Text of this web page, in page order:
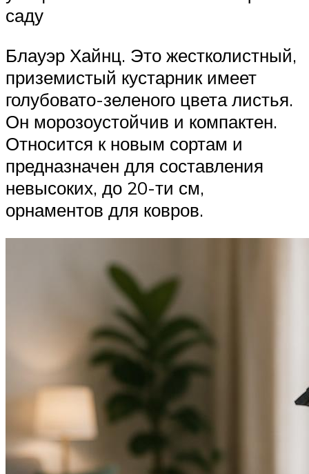
саду
Блауэр Хайнц. Это жестколистный,
приземистый кустарник имеет
голубовато-зеленого цвета листья.
Он морозоустойчив и компактен.
Относится к новым сортам и
предназначен для составления
невысоких, до 20-ти см,
орнаментов для ковров.